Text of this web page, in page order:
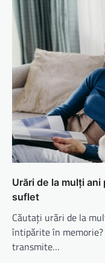
Urări de la mulți
suflet
Căutați urări de la
întipărite în
transmite…